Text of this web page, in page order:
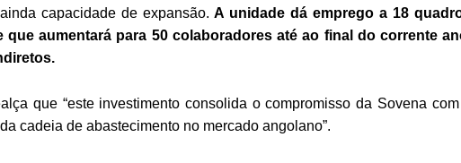
capacidade de expansão. A unidade dá emprego a 18
que aumentará para 50 colaboradores até ao final do corrente
que “este investimento consolida o compromisso da Sovena
cadeia de abastecimento no mercado angolano”.